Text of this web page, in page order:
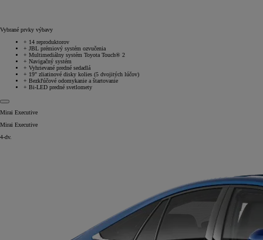
Vybrané prvky výbavy
+ 14 reproduktorov
+ JBL prémiový systém ozvučenia
+ Multimediálny systém Toyota Touch® 2
+ Navigačný systém
+ Vyhrievané predné sedadlá
+ 19" zliatinové disky kolies (5 dvojitých lúčov)
+ Bezkľúčové odomykanie a štartovanie
+ Bi-LED predné svetlomety
Mirai Executive
Mirai Executive
4-dv.